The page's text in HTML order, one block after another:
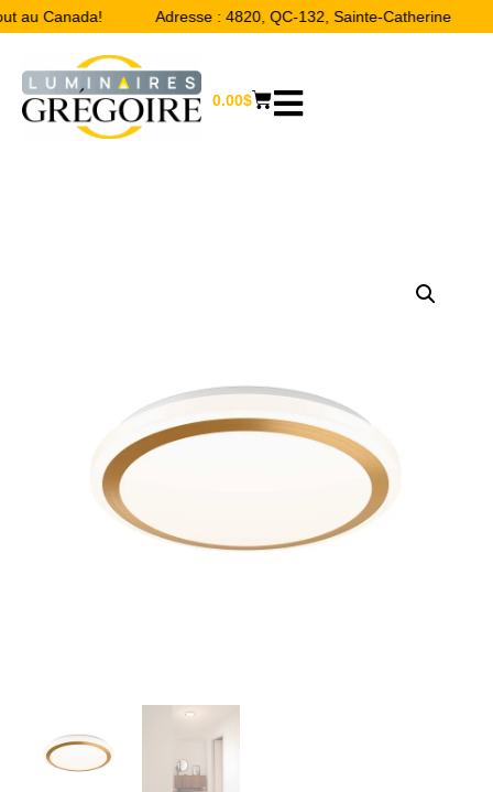
au Canada! Adresse : 4820, QC-132, Sainte-Catherine
0.00$